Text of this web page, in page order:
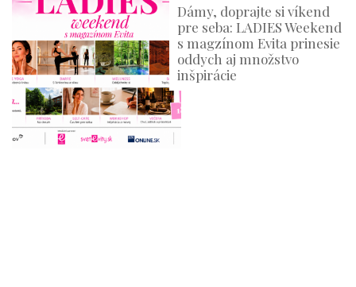
Dámy, doprajte si víkend
pre seba: LADIES Weekend
s magzínom Evita prinesie
oddych aj množstvo
inšpirácie